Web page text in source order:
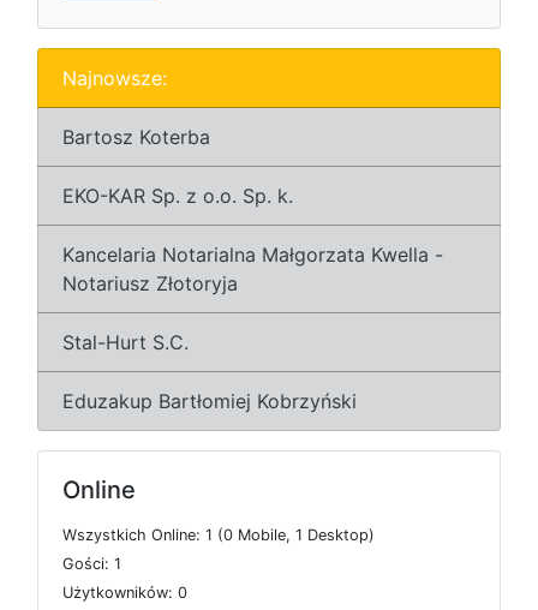
Najnowsze:
Bartosz Koterba
EKO-KAR Sp. z o.o. Sp. k.
Kancelaria Notarialna Małgorzata Kwella -
Notariusz Złotoryja
Stal-Hurt S.C.
Eduzakup Bartłomiej Kobrzyński
Online
Wszystkich Online: 1 (0 Mobile, 1 Desktop)
Gości: 1
Użytkowników: 0